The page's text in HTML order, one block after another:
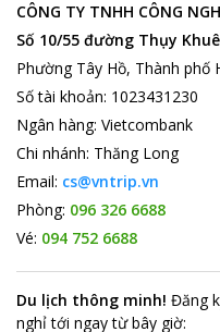
CÔNG TY TNHH CÔNG
Số 10/55 đường Thụy Khuê
Phường Tây Hồ, Thành phố
Số tài khoản: 1023431230
Ngân hàng: Vietcombank
Chi nhánh: Thăng Long
Email: cs@vntrip.vn
Phòng: 096 326 6688
Vé: 094 752 6688
Du lịch thông minh! Đăng
nghỉ tới ngay từ bây giờ: